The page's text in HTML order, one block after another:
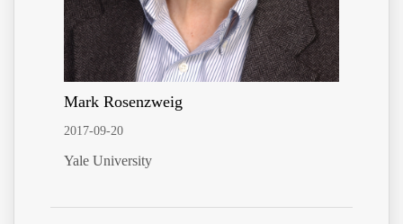
Mark Rosenzweig
2017-09-20
Yale University